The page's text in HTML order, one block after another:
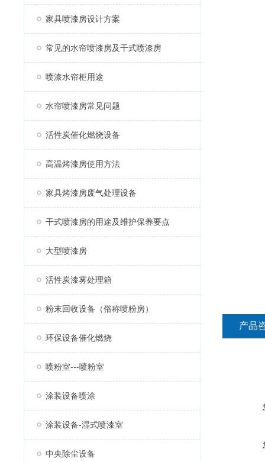
家具喷漆房设计方案
常见的水帘喷漆房及干式喷漆房
喷漆水帘柜用途
水帘喷漆房常见问题
活性炭催化燃烧设备
高温烤漆房使用方法
家具烤漆房废气处理设备
干式喷漆房的用途及维护保养要点
大型喷漆房
活性炭漆雾处理箱
粉末回收设备（俗称喷粉房）
环保设备催化燃烧
喷粉室---喷粉室
涂装设备喷涂
涂装设备-湿式喷漆室
中央除尘设备
产品